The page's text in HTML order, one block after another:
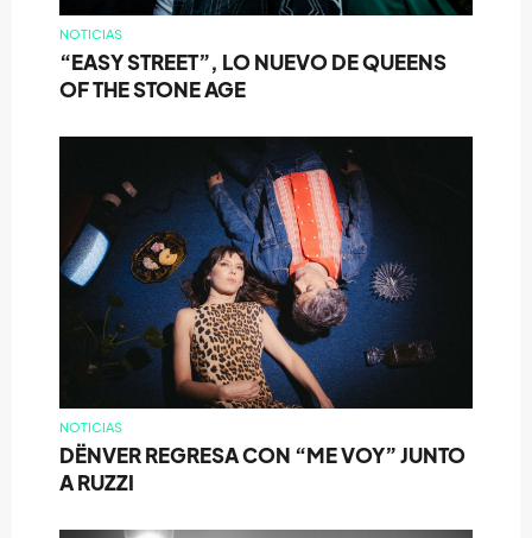
NOTICIAS
“EASY STREET”, LO NUEVO DE QUEENS
OF THE STONE AGE
NOTICIAS
DËNVER REGRESA CON “ME VOY” JUNTO
A RUZZI